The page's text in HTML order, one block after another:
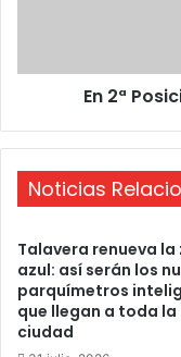
d
í
E
s
c
o
c
l
P
r
i
m
En 2ª
Noticias
Talavera renueva la
azul: así serán los
parquímetros
que llegan a toda la
ciudad